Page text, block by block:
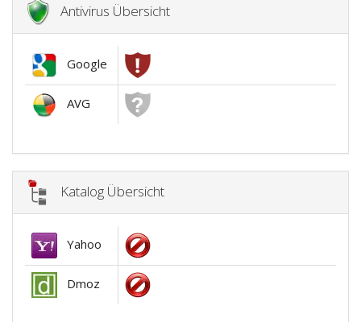
Antivirus Übersicht
Google
AVG
Katalog Übersicht
Yahoo
Dmoz